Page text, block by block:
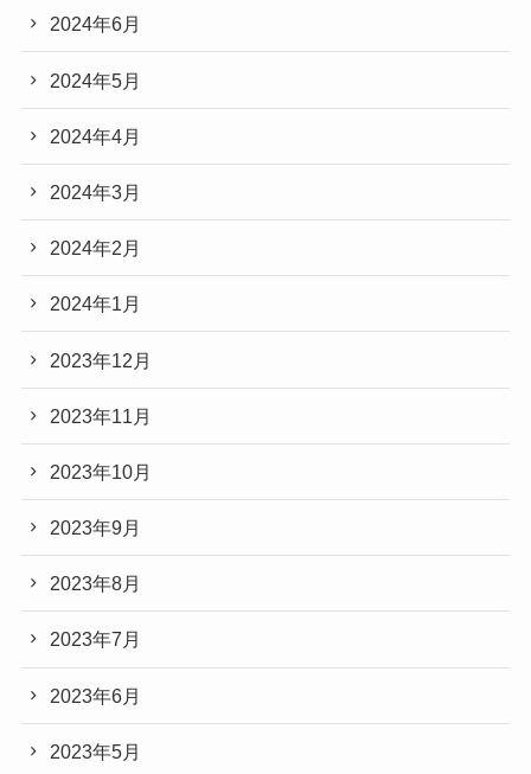
2024年6月
2024年5月
2024年4月
2024年3月
2024年2月
2024年1月
2023年12月
2023年11月
2023年10月
2023年9月
2023年8月
2023年7月
2023年6月
2023年5月